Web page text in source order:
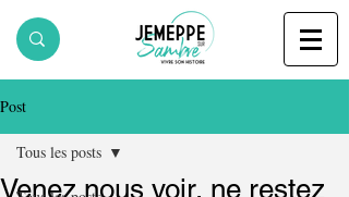
Post
Tous les posts
Venez nous voir, ne restez